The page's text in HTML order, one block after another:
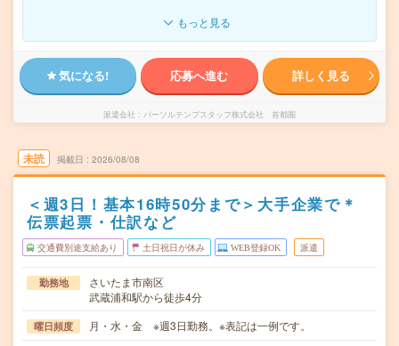
もっと見る
気になる! 応募へ進む 詳しく見る
派遣会社 パーソルテンプスタッフ株式会社 首都圏
未読 掲載日 2026/08/08
＜週3日！基本16時50分まで＞大手企業で＊
伝票起票・仕訳など
交通費別途支給あり 土日祝日が休み WEB登録OK 派遣
勤務地
さいたま市南区
武蔵浦和駅から徒歩4分
曜日頻度 月・水・金 ※週3日勤務。※表記は一例です。